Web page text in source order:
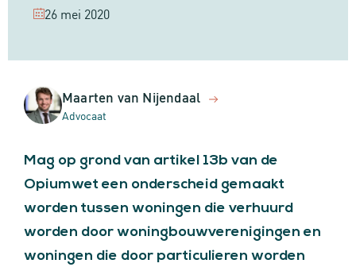
26 mei 2020
Maarten van Nijendaal
Advocaat
Mag op grond van artikel 13b van de
Opiumwet een onderscheid gemaakt
worden tussen woningen die verhuurd
worden door woningbouwverenigingen en
woningen die door particulieren worden